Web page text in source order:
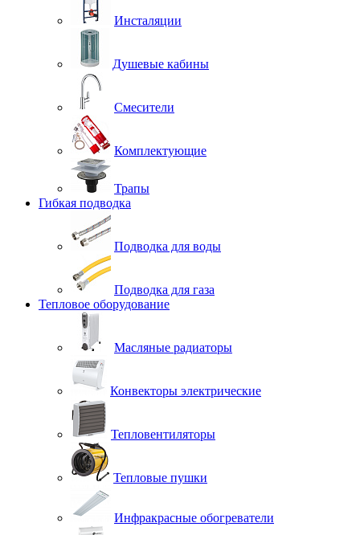
Инсталяции
Душевые кабины
Смесители
Комплектующие
Трапы
Гибкая подводка
Подводка для воды
Подводка для газа
Тепловое оборудование
Масляные радиаторы
Конвекторы электрические
Тепловентиляторы
Тепловые пушки
Инфракрасные обогреватели